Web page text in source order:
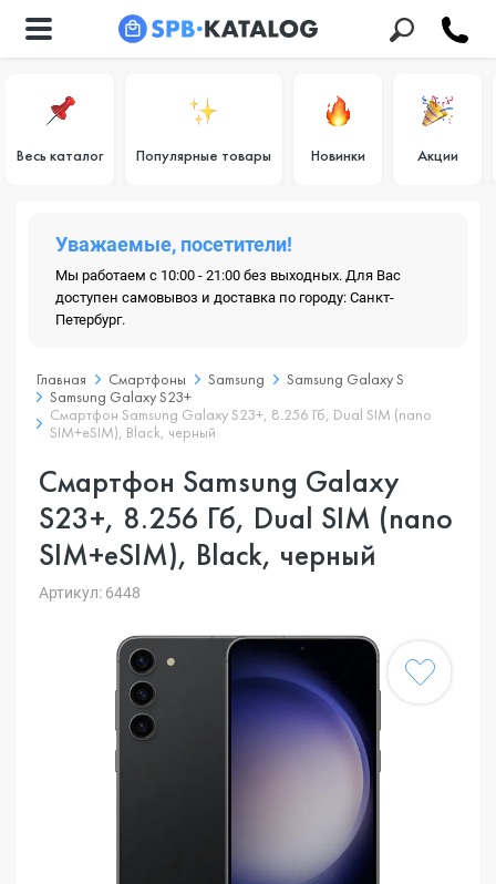
Весь каталог Популярные товары Новинки Акции
Уважаемые, посетители!
Мы работаем с 10:00 - 21:00 без выходных. Для Вас
доступен самовывоз и доставка по городу: Санкт-
Петербург.
Главная Смартфоны Samsung
Samsung Galaxy S
Samsung Galaxy S23+
Смартфон Samsung Galaxy S23+, 8.256 Гб, Dual SIM (nano
SIM+eSIM), Black, черный
Смартфон Samsung Galaxy
S23+, 8.256 Гб, Dual SIM (nano
SIM+eSIM), Black, черный
Артикул: 6448